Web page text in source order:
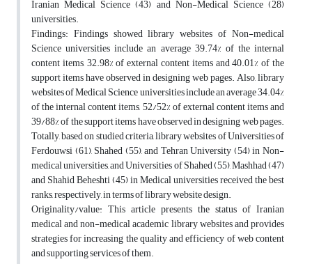
Iranian Medical Science (43) and Non-Medical Science (28)
universities.
Findings: Findings showed library websites of Non-medical
Science universities include an average 39.74% of the internal
content items, 32.98% of external content items and 40.01% of the
support items have observed in designing web pages. Also, library
websites of Medical Science universities include an average 34.04%
of the internal content items, 52/52% of external content items and
39/88% of the support items have observed in designing web pages.
Totally, based on studied criteria, library websites of Universities of
Ferdouwsi (61), Shahed (55), and Tehran University (54) in Non-
medical universities, and Universities of Shahed (55), Mashhad (47)
and Shahid Beheshti (45) in Medical universities received the best
ranks, respectively, in terms of library website design.
Originality/value: This article presents the status of Iranian
medical and non-medical academic library websites and provides
strategies for increasing the quality and efficiency of web content
and supporting services of them.